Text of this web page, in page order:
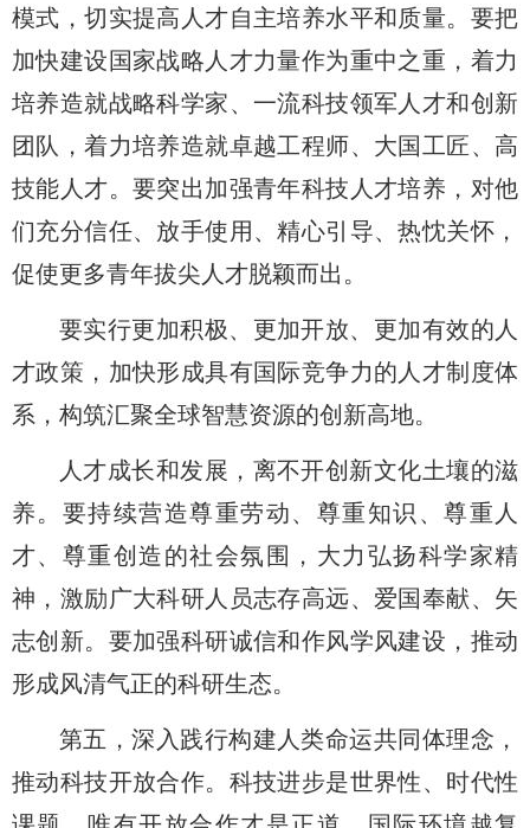
模式，切实提高人才自主培养水平和质量。要把
加快建设国家战略人才力量作为重中之重，着力
培养造就战略科学家、一流科技领军人才和创新
团队，着力培养造就卓越工程师、大国工匠、高
技能人才。要突出加强青年科技人才培养，对他
们充分信任、放手使用、精心引导、热忱关怀，
促使更多青年拔尖人才脱颖而出。
要实行更加积极、更加开放、更加有效的人
才政策，加快形成具有国际竞争力的人才制度体
系，构筑汇聚全球智慧资源的创新高地。
人才成长和发展，离不开创新文化土壤的滋
养。要持续营造尊重劳动、尊重知识、尊重人
才、尊重创造的社会氛围，大力弘扬科学家精
神，激励广大科研人员志存高远、爱国奉献、矢
志创新。要加强科研诚信和作风学风建设，推动
形成风清气正的科研生态。
第五，深入践行构建人类命运共同体理念，
推动科技开放合作。 科技进步是世界性、时代性